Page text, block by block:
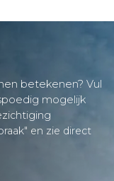
betekenen? Vul
mogelijk
en zie direct